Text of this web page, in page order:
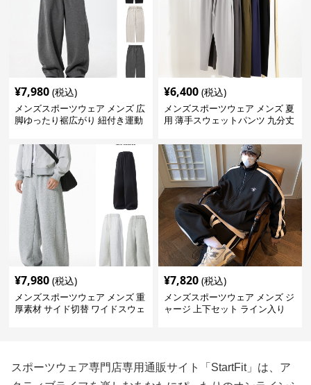
¥7,980 (税込)
メンズスポーツウェア メンズ 広
脚ゆったり裾広がり 紐付き運動
¥6,400 (税込)
メンズスポーツウェア メンズ 夏
用 薄手スウェットパンツ 九分丈
¥7,980 (税込)
メンズスポーツウェア メンズ 重
厚素材 サイド切替 ワイドスウェ
¥7,820 (税込)
メンズスポーツウェア メンズ ジ
ャージ 上下セット ライン入り
スポーツウェア専門店専用通販サイト「StartFit」は、ア